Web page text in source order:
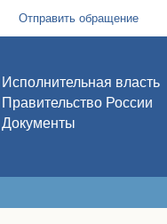
Отправить обращение
Исполнительная власть
Правительство России
Документы